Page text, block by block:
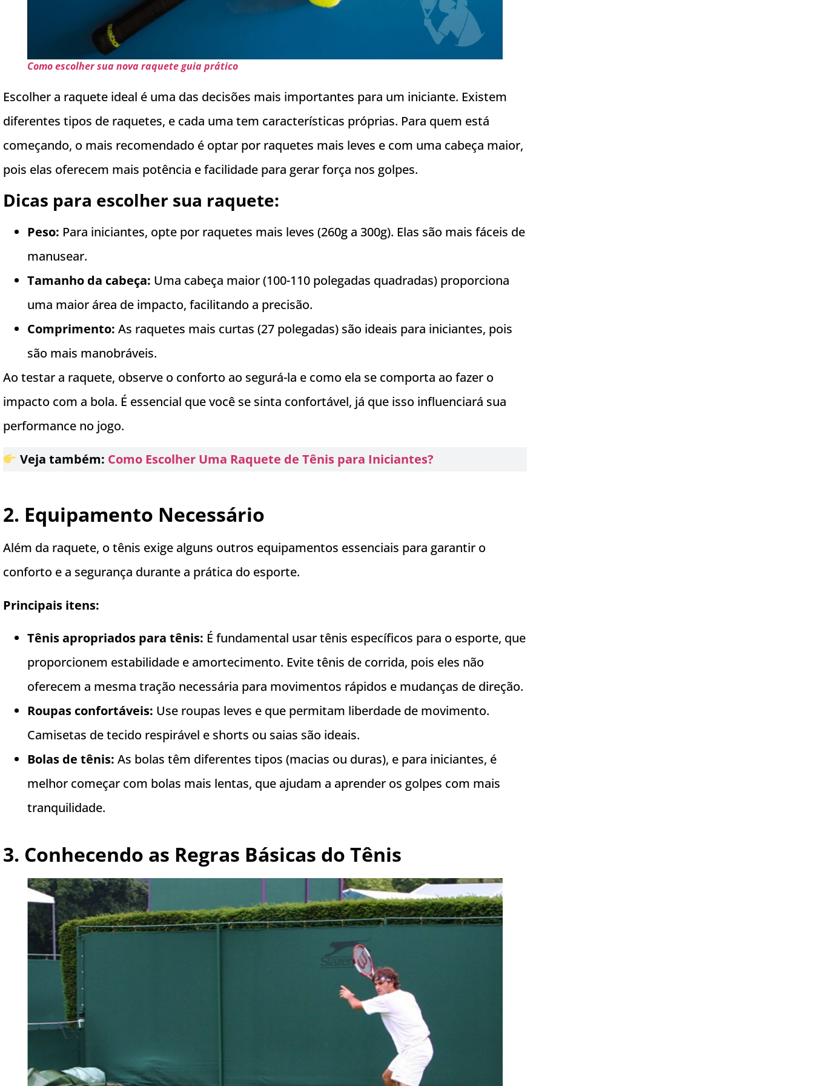
Como escolher sua nova raquete guia prático
Escolher a raquete ideal é uma das decisões mais importantes para um iniciante. Existem
diferentes tipos de raquetes, e cada uma tem características próprias. Para quem está
começando, o mais recomendado é optar por raquetes mais leves e com uma cabeça maior,
pois elas oferecem mais potência e facilidade para gerar força nos golpes.
Dicas para escolher sua raquete:
Peso: Para iniciantes, opte por raquetes mais leves (260g a 300g). Elas são mais fáceis de
manusear.
Tamanho da cabeça: Uma cabeça maior (100-110 polegadas quadradas) proporciona
uma maior área de impacto, facilitando a precisão.
Comprimento: As raquetes mais curtas (27 polegadas) são ideais para iniciantes, pois
são mais manobráveis.
Ao testar a raquete, observe o conforto ao segurá-la e como ela se comporta ao fazer o
impacto com a bola. É essencial que você se sinta confortável, já que isso influenciará sua
performance no jogo.
Veja também: Como Escolher Uma Raquete de Tênis para Iniciantes?
2. Equipamento Necessário
Além da raquete, o tênis exige alguns outros equipamentos essenciais para garantir o
conforto e a segurança durante a prática do esporte.
Principais itens:
Tênis apropriados para tênis: É fundamental usar tênis específicos para o esporte, que
proporcionem estabilidade e amortecimento. Evite tênis de corrida, pois eles não
oferecem a mesma tração necessária para movimentos rápidos e mudanças de direção.
Roupas confortáveis: Use roupas leves e que permitam liberdade de movimento.
Camisetas de tecido respirável e shorts ou saias são ideais.
Bolas de tênis: As bolas têm diferentes tipos (macias ou duras), e para iniciantes, é
melhor começar com bolas mais lentas, que ajudam a aprender os golpes com mais
tranquilidade.
3. Conhecendo as Regras Básicas do Tênis